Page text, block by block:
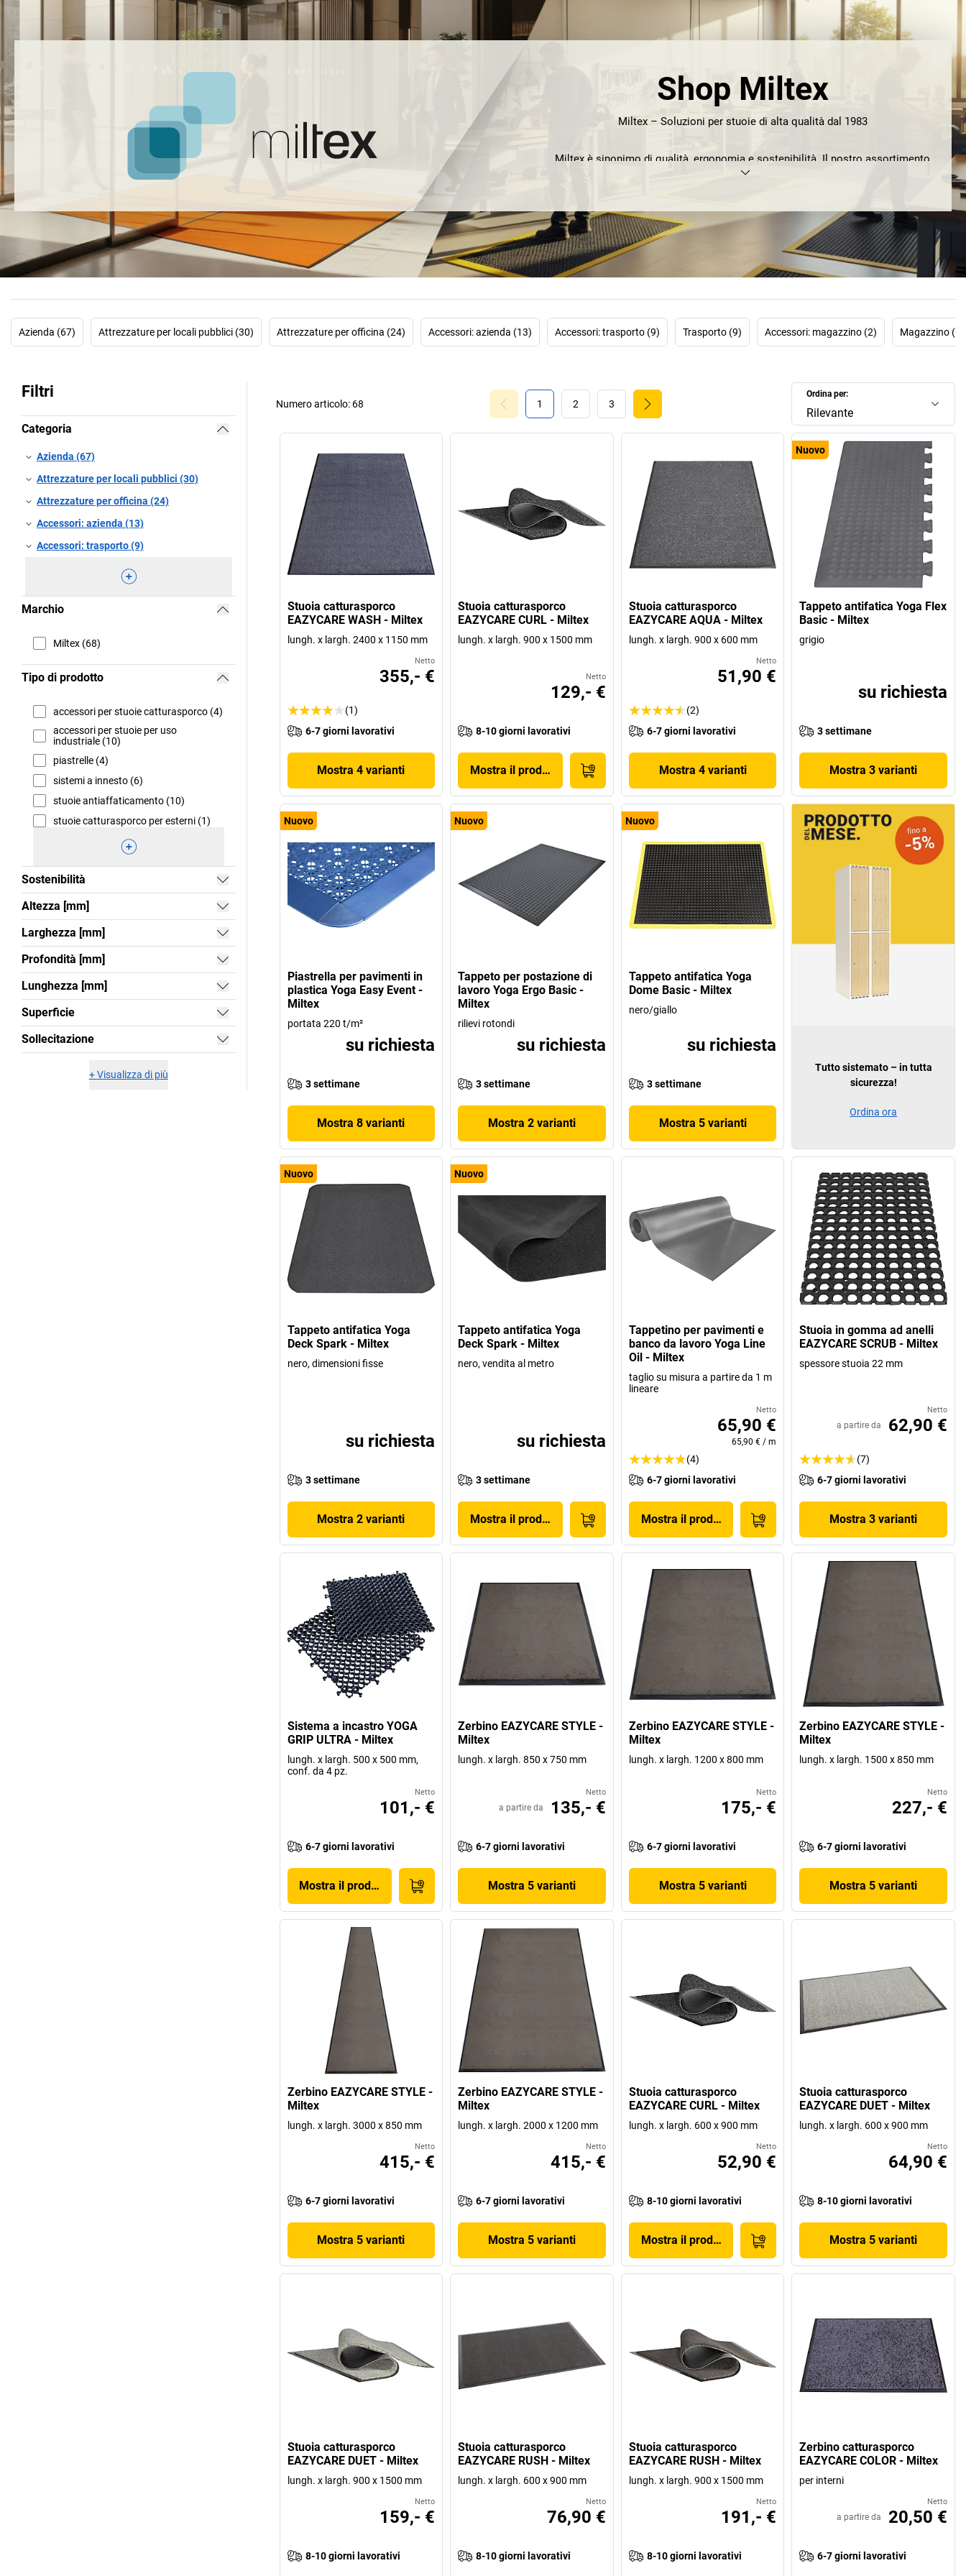
Shop Miltex
Miltex – Soluzioni per stuoie di alta qualità dal 1983
Miltex è sinonimo di qualità, ergonomia e sostenibilità. Il nostro assortimento
comprende stuoie antiscivolo per postazioni di lavoro, a scelta con superficie
Scopri anche resistenti stuoie catturasporco per uso interno ed esterno,
compresi modelli sostenibili come Eazycare Style in nylon riciclato
• Produzione e soluzioni riciclabili ecologiche
• Prodotti su misura per ogni esigenza
Trova la stuoia giusta per maggiore sicurezza, comfort e design nel tuo
Azienda (67) Attrezzature per locali pubblici (30) Attrezzature per officina (24) Accessori: azienda (13) Accessori: trasporto (9) Trasporto (9) Accessori: magazzino (2) Magazzino (2)
Filtri
Categoria
Azienda (67)
Attrezzature per locali pubblici (30)
Attrezzature per officina (24)
Accessori: azienda (13)
Accessori: trasporto (9)
Marchio
Miltex (68)
Tipo di prodotto
accessori per stuoie catturasporco (4)
accessori per stuoie per uso
industriale (10)
piastrelle (4)
sistemi a innesto (6)
stuoie antiaffaticamento (10)
stuoie catturasporco per esterni (1)
Sostenibilità
Altezza [mm]
Larghezza [mm]
Profondità [mm]
Lunghezza [mm]
Superficie
Sollecitazione
+Visualizza di più
Ordina per:
Rilevante
1 2 3
Numero articolo: 68
Stuoia catturasporco
EAZYCARE WASH - Miltex
lungh. x largh. 2400 x 1150 mm
Netto
355,- €
(1)
6-7 giorni lavorativi
Mostra 4 varianti
Stuoia catturasporco
EAZYCARE CURL - Miltex
lungh. x largh. 900 x 1500 mm
Netto
129,- €
8-10 giorni lavorativi
Mostra il prodotto
Stuoia catturasporco
EAZYCARE AQUA - Miltex
lungh. x largh. 900 x 600 mm
Netto
51,90 €
(2)
6-7 giorni lavorativi
Mostra 4 varianti
Nuovo
Tappeto antifatica Yoga Flex
Basic - Miltex
grigio
su richiesta
3 settimane
Mostra 3 varianti
Nuovo
Piastrella per pavimenti in
plastica Yoga Easy Event -
Miltex
portata 220 t/m²
su richiesta
3 settimane
Mostra 8 varianti
Nuovo
Tappeto per postazione di
lavoro Yoga Ergo Basic -
Miltex
rilievi rotondi
su richiesta
3 settimane
Mostra 2 varianti
Nuovo
Tappeto antifatica Yoga
Dome Basic - Miltex
nero/giallo
su richiesta
3 settimane
Mostra 5 varianti
Nuovo
Tappeto antifatica Yoga
Deck Spark - Miltex
nero, dimensioni fisse
su richiesta
3 settimane
Mostra 2 varianti
Nuovo
Tappeto antifatica Yoga
Deck Spark - Miltex
nero, vendita al metro
su richiesta
3 settimane
Mostra il prodotto
Tappetino per pavimenti e
banco da lavoro Yoga Line
Oil - Miltex
taglio su misura a partire da 1 m
lineare
Netto
65,90 €
65,90 € /m
(4)
6-7 giorni lavorativi
Mostra il prodotto
Stuoia in gomma ad anelli
EAZYCARE SCRUB - Miltex
spessore stuoia 22 mm
Netto
a partire da 62,90 €
(7)
6-7 giorni lavorativi
Mostra 3 varianti
Sistema a incastro YOGA
GRIP ULTRA - Miltex
lungh. x largh. 500 x 500 mm,
conf. da 4 pz.
Netto
101,- €
6-7 giorni lavorativi
Mostra il prodotto
Zerbino EAZYCARE STYLE -
Miltex
lungh. x largh. 850 x 750 mm
Netto
a partire da 135,- €
6-7 giorni lavorativi
Mostra 5 varianti
Zerbino EAZYCARE STYLE -
Miltex
lungh. x largh. 1200 x 800 mm
Netto
175,- €
6-7 giorni lavorativi
Mostra 5 varianti
Zerbino EAZYCARE STYLE -
Miltex
lungh. x largh. 1500 x 850 mm
Netto
227,- €
6-7 giorni lavorativi
Mostra 5 varianti
Zerbino EAZYCARE STYLE -
Miltex
lungh. x largh. 3000 x 850 mm
Netto
415,- €
6-7 giorni lavorativi
Mostra 5 varianti
Zerbino EAZYCARE STYLE -
Miltex
lungh. x largh. 2000 x 1200 mm
Netto
415,- €
6-7 giorni lavorativi
Mostra 5 varianti
Stuoia catturasporco
EAZYCARE CURL - Miltex
lungh. x largh. 600 x 900 mm
Netto
52,90 €
8-10 giorni lavorativi
Mostra il prodotto
Stuoia catturasporco
EAZYCARE DUET - Miltex
lungh. x largh. 600 x 900 mm
Netto
64,90 €
8-10 giorni lavorativi
Mostra 5 varianti
Stuoia catturasporco
EAZYCARE DUET - Miltex
lungh. x largh. 900 x 1500 mm
Netto
159,- €
8-10 giorni lavorativi
Stuoia catturasporco
EAZYCARE RUSH - Miltex
lungh. x largh. 600 x 900 mm
Netto
76,90 €
8-10 giorni lavorativi
Stuoia catturasporco
EAZYCARE RUSH - Miltex
lungh. x largh. 900 x 1500 mm
Netto
191,- €
8-10 giorni lavorativi
Zerbino catturasporco
EAZYCARE COLOR - Miltex
per interni
Netto
a partire da 20,50 €
6-7 giorni lavorativi
Tutto sistemato – in tutta
sicurezza!
Ordina ora